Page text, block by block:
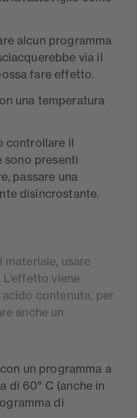
alcun programma
via il
fare effetto.
una temperatura
controllare il
sono presenti
passare una
disincrostante.
materiale, usare
viene
contenuta, per
anche un
un programma a
di 60° C (anche in
di